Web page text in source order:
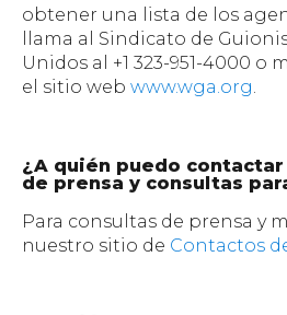
obtener una lista de los
llama al Sindicato de
Unidos al +1 323-951-4000 o
el sitio web www.wga.org.
¿A quién puedo
de prensa y consultas
Para consultas de prensa y
nuestro sitio de Contactos